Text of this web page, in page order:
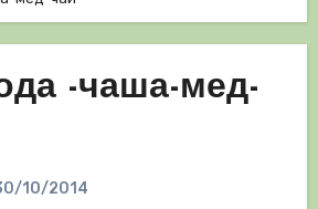
-чаша-мед-
10/2014